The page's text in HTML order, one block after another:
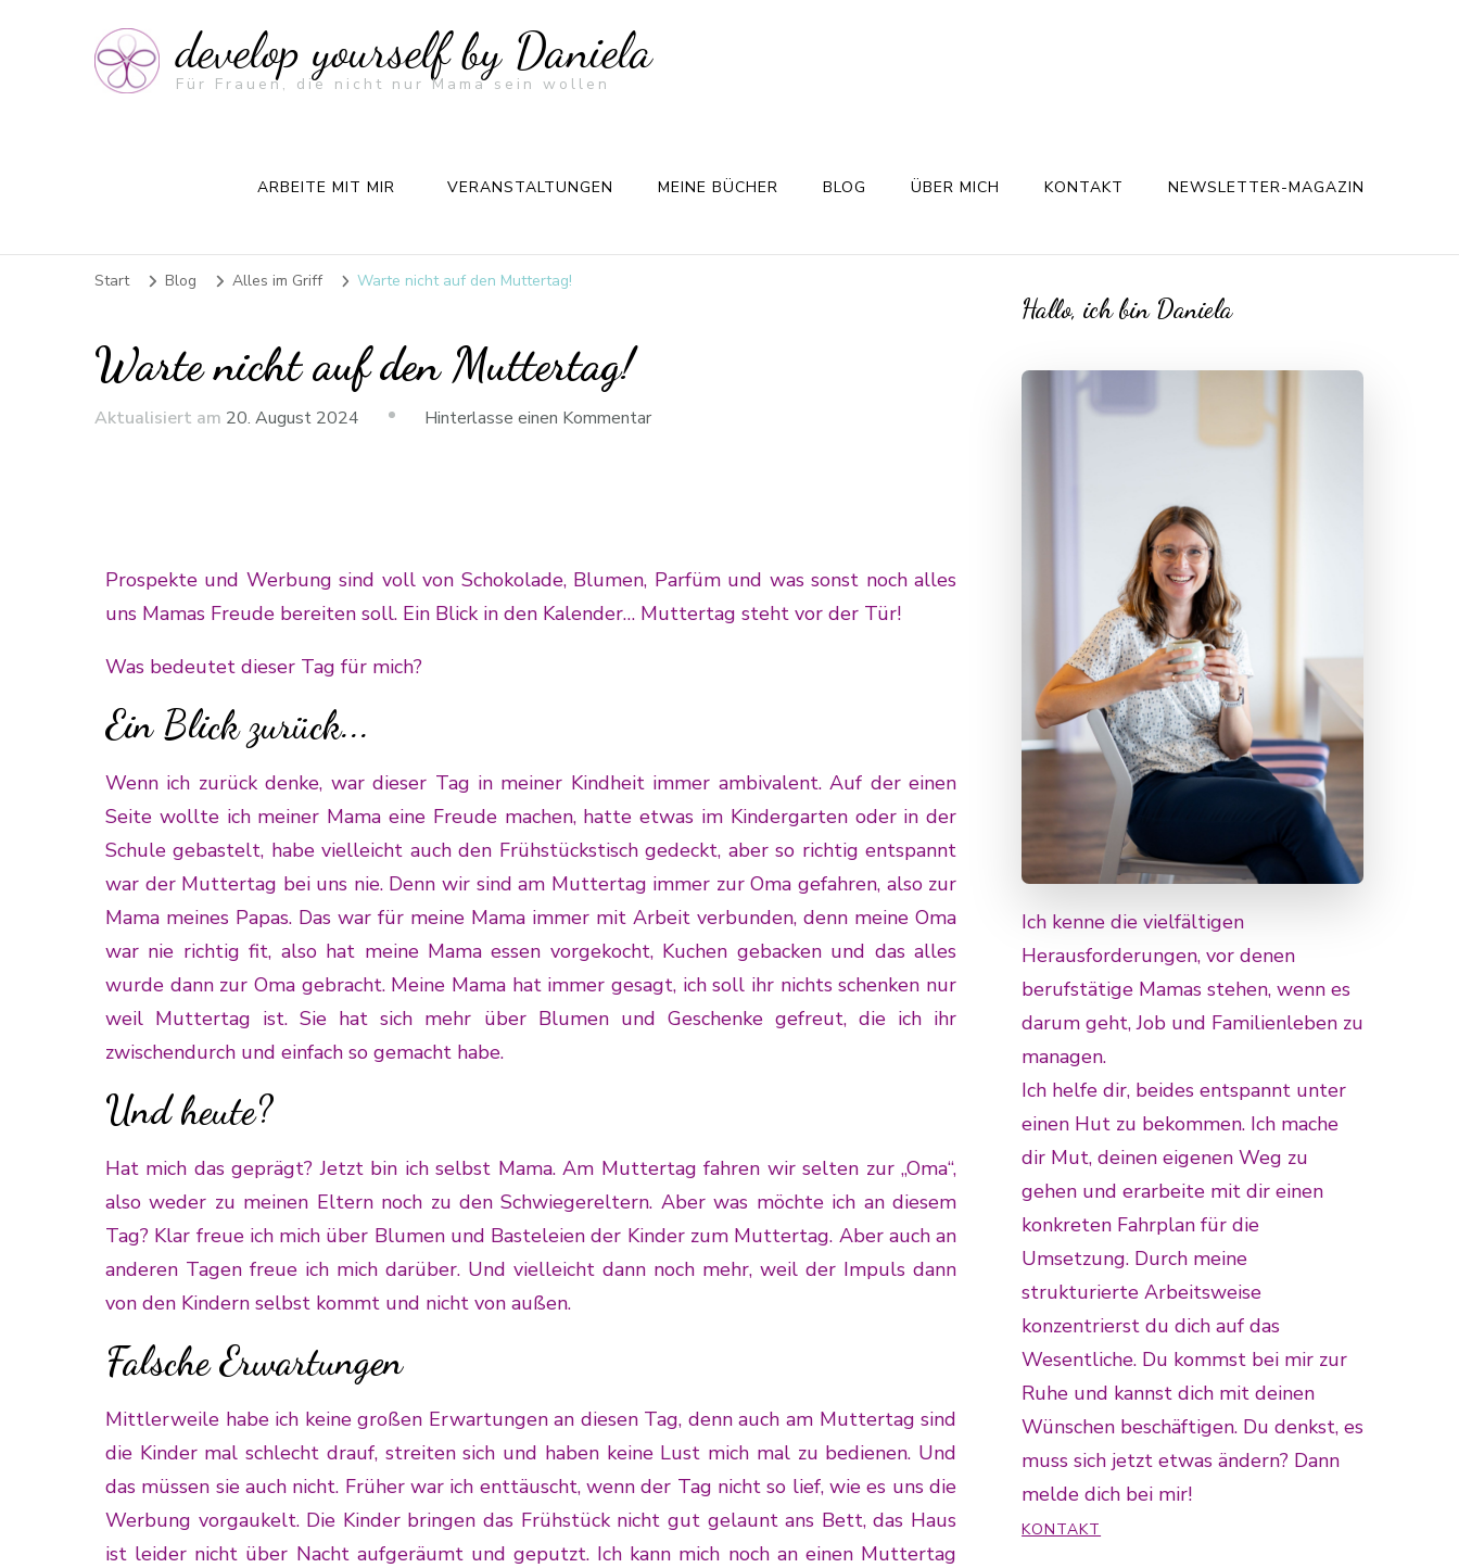
develop yourself by Daniela
Für Frauen, die nicht nur Mama sein wollen
ARBEITE MIT MIR VERANSTALTUNGEN MEINE BÜCHER BLOG ÜBER MICH KONTAKT NEWSLETTER-MAGAZIN
Start Blog Alles im Griff Warte nicht auf den Muttertag!
Warte nicht auf den Muttertag!
Aktualisiert am 20. August 2024 Hinterlasse einen Kommentar
Prospekte und Werbung sind voll von Schokolade, Blumen, Parfüm und was sonst noch alles
uns Mamas Freude bereiten soll. Ein Blick in den Kalender… Muttertag steht vor der Tür!
Was bedeutet dieser Tag für mich?
Ein Blick zurück...
Wenn ich zurück denke, war dieser Tag in meiner Kindheit immer ambivalent. Auf der einen
Seite wollte ich meiner Mama eine Freude machen, hatte etwas im Kindergarten oder in der
Schule gebastelt, habe vielleicht auch den Frühstückstisch gedeckt, aber so richtig entspannt
war der Muttertag bei uns nie. Denn wir sind am Muttertag immer zur Oma gefahren, also zur
Mama meines Papas. Das war für meine Mama immer mit Arbeit verbunden, denn meine Oma
war nie richtig fit, also hat meine Mama essen vorgekocht, Kuchen gebacken und das alles
wurde dann zur Oma gebracht. Meine Mama hat immer gesagt, ich soll ihr nichts schenken nur
weil Muttertag ist. Sie hat sich mehr über Blumen und Geschenke gefreut, die ich ihr
zwischendurch und einfach so gemacht habe.
Und heute?
Hat mich das geprägt? Jetzt bin ich selbst Mama. Am Muttertag fahren wir selten zur „Oma“,
also weder zu meinen Eltern noch zu den Schwiegereltern. Aber was möchte ich an diesem
Tag? Klar freue ich mich über Blumen und Basteleien der Kinder zum Muttertag. Aber auch an
anderen Tagen freue ich mich darüber. Und vielleicht dann noch mehr, weil der Impuls dann
von den Kindern selbst kommt und nicht von außen.
Falsche Erwartungen
Mittlerweile habe ich keine großen Erwartungen an diesen Tag, denn auch am Muttertag sind
die Kinder mal schlecht drauf, streiten sich und haben keine Lust mich mal zu bedienen. Und
das müssen sie auch nicht. Früher war ich enttäuscht, wenn der Tag nicht so lief, wie es uns die
Werbung vorgaukelt. Die Kinder bringen das Frühstück nicht gut gelaunt ans Bett, das Haus
ist leider nicht über Nacht aufgeräumt und geputzt. Ich kann mich noch an einen Muttertag
Hallo, ich bin Daniela
Ich kenne die vielfältigen
Herausforderungen, vor denen
berufstätige Mamas stehen, wenn es
darum geht, Job und Familienleben zu
managen.
Ich helfe dir, beides entspannt unter
einen Hut zu bekommen. Ich mache
dir Mut, deinen eigenen Weg zu
gehen und erarbeite mit dir einen
konkreten Fahrplan für die
Umsetzung. Durch meine
strukturierte Arbeitsweise
konzentrierst du dich auf das
Wesentliche. Du kommst bei mir zur
Ruhe und kannst dich mit deinen
Wünschen beschäftigen. Du denkst, es
muss sich jetzt etwas ändern? Dann
melde dich bei mir!
KONTAKT